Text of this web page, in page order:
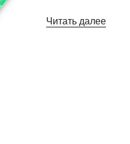
Читать далее«NXP